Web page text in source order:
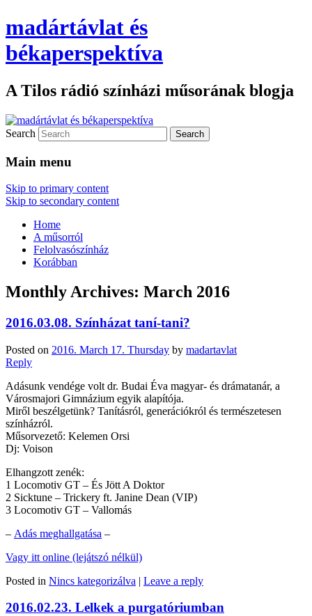
madártávlat és
békaperspektíva
A Tilos rádió színházi műsorának blogja
Search
Main menu
Skip to primary content
Skip to secondary content
Home
A műsorról
Felolvasószínház
Korábban
Monthly Archives: March 2016
2016.03.08. Színházat taní-tani?
Posted on 2016. March 17. Thursday by madartavlat
Reply
Adásunk vendége volt dr. Budai Éva magyar- és drámatanár, a
Városmajori Gimnázium egyik alapítója.
Miről beszélgetünk? Tanításról, generációkról és természetesen
színházról.
Műsorvezető: Kelemen Orsi
Dj: Voison
Elhangzott zenék:
1 Locomotiv GT – És Jött A Doktor
2 Sicktune – Trickery ft. Janine Dean (VIP)
3 Locomotiv GT – Vallomás
– Adás meghallgatása –
Vagy itt online (lejátszó nélkül)
Posted in Nincs kategorizálva | Leave a reply
2016.02.23. Lelkek a purgatóriumban